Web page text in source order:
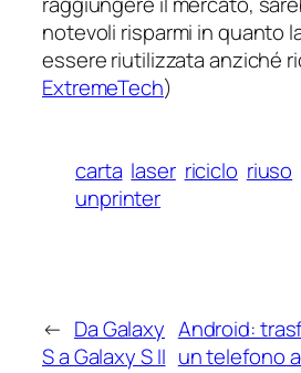
notevoli risparmi in quanto
essere riutilizzata anziché
ExtremeTech)
carta laser riciclo riuso
unprinter
← Da Galaxy
S a Galaxy S II
Android:
un telefono